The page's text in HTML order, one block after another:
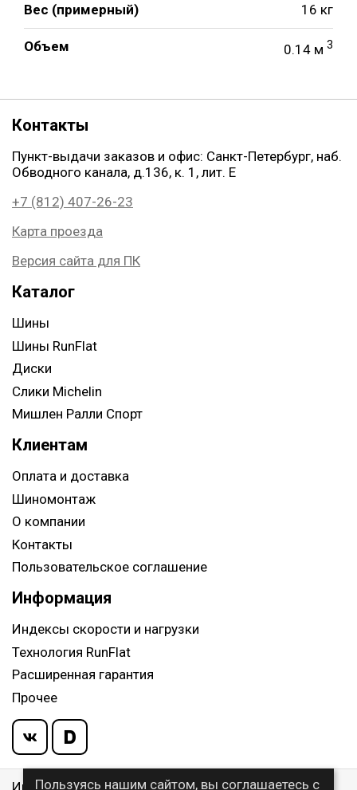
Вес (примерный) 16 кг
Объем 0.14 м 3
Контакты
Пункт-выдачи заказов и офис: Санкт-Петербург, наб.
Обводного канала, д.136, к. 1, лит. Е
+7 (812) 407-26-23
Карта проезда
Версия сайта для ПК
Каталог
Шины
Шины RunFlat
Диски
Слики Michelin
Мишлен Ралли Спорт
Клиентам
Оплата и доставка
Шиномонтаж
О компании
Контакты
Пользовательское соглашение
Информация
Индексы скорости и нагрузки
Технология RunFlat
Расширенная гарантия
Прочее
Информация указанная на сайте, не является
Пользуясь нашим сайтом, вы соглашаетесь с